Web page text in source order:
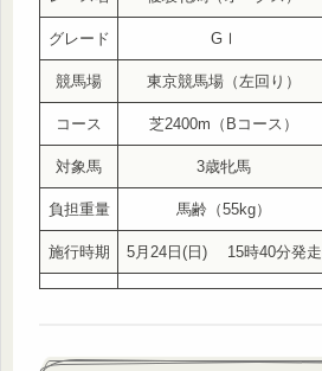
グレード GⅠ
競馬場 東京競馬場（左回り）
コース 芝2400m（Bコース）
対象馬 3歳牝馬
負担重量 馬齢（55kg）
施行時期 5月24日(日) 15時40分発走